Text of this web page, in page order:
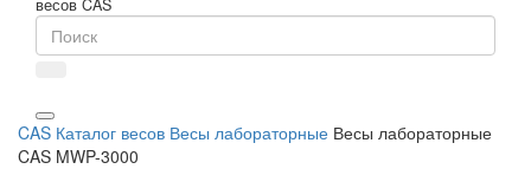
весов CAS
CAS Каталог весов Весы лабораторные Весы лабораторные
CAS MWP-3000